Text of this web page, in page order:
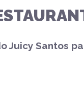
Juicy Santos